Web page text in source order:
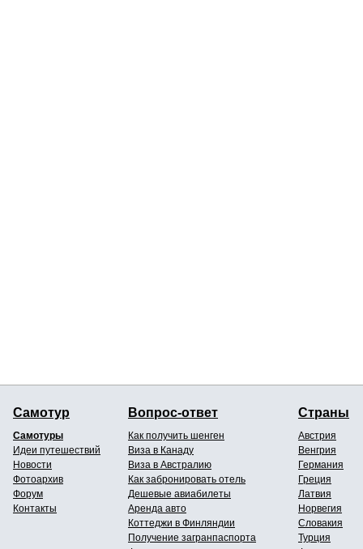
Самотур
Самотуры
Идеи путешествий
Новости
Фотоархив
Форум
Контакты
Вопрос-ответ
Как получить шенген
Виза в Канаду
Виза в Австралию
Как забронировать отель
Дешевые авиабилеты
Аренда авто
Коттеджи в Финляндии
Получение загранпаспорта
Страны
Австрия
Венгрия
Германия
Греция
Латвия
Норвегия
Словакия
Турция